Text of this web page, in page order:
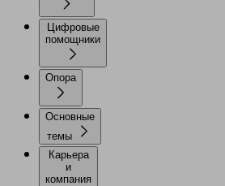
Цифровые
помощники
Опора
Основные
темы
Карьера
и
компания